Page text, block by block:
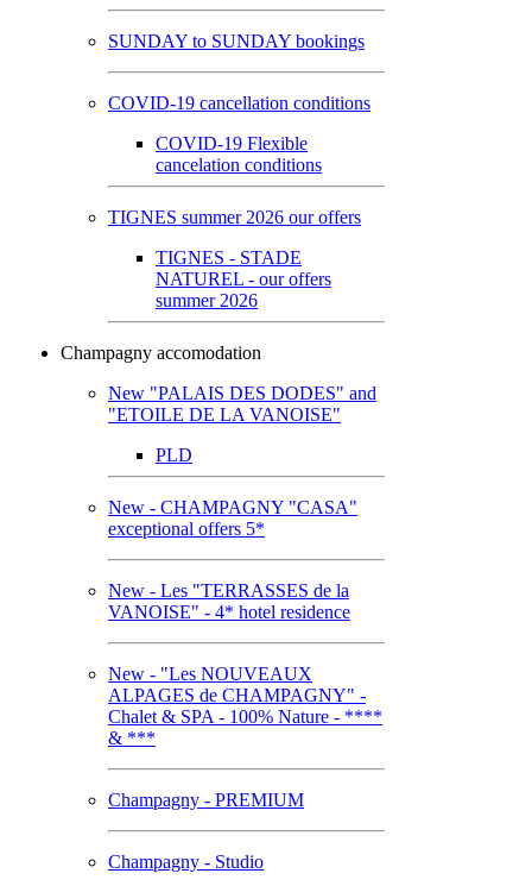
SUNDAY to SUNDAY bookings
COVID-19 cancellation conditions
COVID-19 Flexible
cancelation conditions
TIGNES summer 2026 our offers
TIGNES - STADE
NATUREL - our offers
summer 2026
Champagny accomodation
New "PALAIS DES DODES" and
"ETOILE DE LA VANOISE"
PLD
New - CHAMPAGNY "CASA"
exceptional offers 5*
New - Les "TERRASSES de la
VANOISE" - 4* hotel residence
New - "Les NOUVEAUX
ALPAGES de CHAMPAGNY" -
Chalet & SPA - 100% Nature - ****
& ***
Champagny - PREMIUM
Champagny - Studio